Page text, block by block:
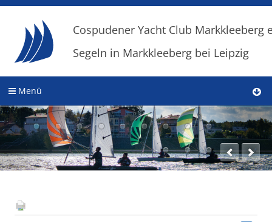
Cospudener Yacht Club Markkleeberg
Segeln in Markkleeberg bei Leipzig
Menü